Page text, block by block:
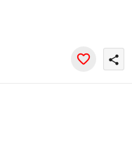
share